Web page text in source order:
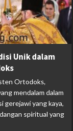
Unik dalam
Ortodoks,
mendalam dalam
gerejawi yang kaya,
spiritual yang